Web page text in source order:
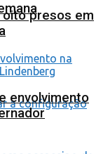
presos em
envolvimento